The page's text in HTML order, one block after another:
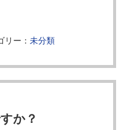
リー： 未分類
か？